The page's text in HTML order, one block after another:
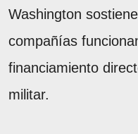
Washington
compañías
financiamiento
militar.